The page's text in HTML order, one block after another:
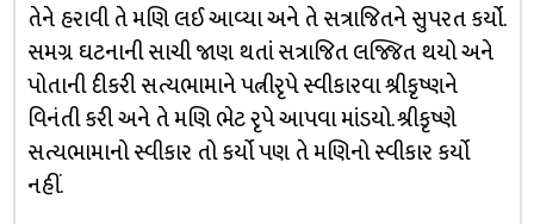
તેને હરાવી તે મણિ લઈ આવ્યા અને તે સત્રાજિતને સુપરત કર્યો.
સમગ્ર ઘટનાની સાચી જાણ થતાં સત્રાજિત લજ્જિત થયો અને
પોતાની દીકરી સત્યભામાને પત્નીરૃપે સ્વીકારવા શ્રીકૃષ્ણને
વિનંતી કરી અને તે મણિ ભેટ રૃપે આપવા માંડયો. શ્રીકૃષ્ણે
સત્યભામાનો સ્વીકાર તો કર્યો પણ તે મણિનો સ્વીકાર કર્યો
નહીં.